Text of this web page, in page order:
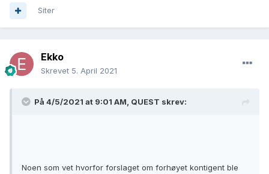
Siter
Ekko
Skrevet 5. April 2021
På 4/5/2021 at 9:01 AM, QUEST skrev:
Noen som vet hvorfor forslaget om forhøyet kontigent ble